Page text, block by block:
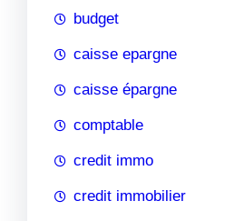
budget
caisse epargne
caisse épargne
comptable
credit immo
credit immobilier